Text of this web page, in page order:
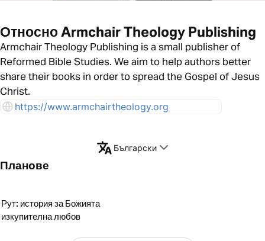
Относно Armchair Theology Publishing
Armchair Theology Publishing is a small publisher of
Reformed Bible Studies. We aim to help authors better
share their books in order to spread the Gospel of Jesus
Christ.
https://www.armchairtheology.org
Български
Планове
Рут: история за Божията
изкупителна любов